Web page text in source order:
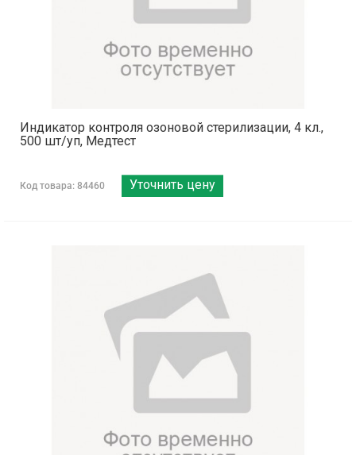
Индикатор контроля озоновой стерилизации, 4 кл.,
500 шт/уп, Медтест
Код товара: 84460 Уточнить цену